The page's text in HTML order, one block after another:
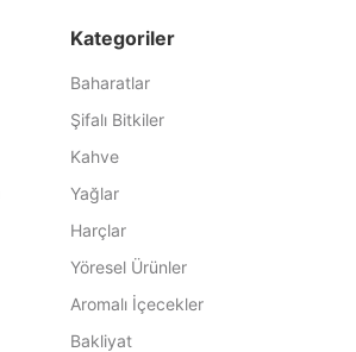
Kategoriler
Baharatlar
Şifalı Bitkiler
Kahve
Yağlar
Harçlar
Yöresel Ürünler
Aromalı İçecekler
Bakliyat